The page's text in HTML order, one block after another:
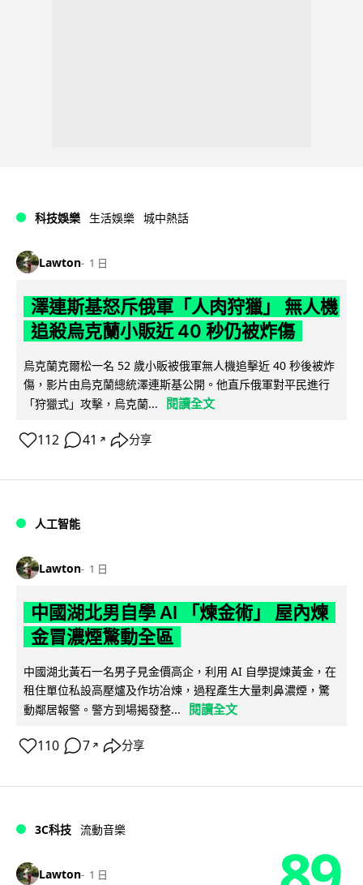
科技娛樂 生活娛樂 城中熱話
Lawton 1 日
澤連斯基怒斥俄軍「人肉狩獵」 無人機
追殺烏克蘭小販近 40 秒仍被炸傷
烏克蘭克爾松一名 52 歲小販被俄軍無人機追擊近 40 秒後被炸
傷，影片由烏克蘭總統澤連斯基公開。他直斥俄軍對平民進行
「狩獵式」攻擊，烏克蘭...
閱讀全文
112 41 ↗ 分享
人工智能
Lawton 1 日
中國湖北男自學 AI 「煉金術」 屋內煉
金冒濃煙驚動全區
中國湖北黃石一名男子見金價高企，利用 AI 自學提煉黃金，在
租住單位私設高壓爐及作坊冶煉，過程產生大量刺鼻濃煙，驚
動鄰居報警。警方到場揭發整...
閱讀全文
110 7 ↗ 分享
3C科技 流動音樂
Lawton 1 日